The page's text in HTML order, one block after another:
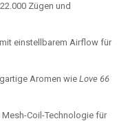
Zügen und
einstellbarem Airflow für
Aromen wie Love 66
Coil-Technologie für